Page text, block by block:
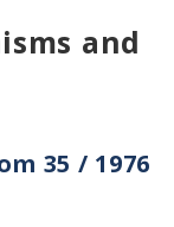
and
35 / 1976